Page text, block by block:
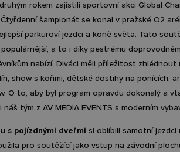
rokem zajistili sportovní akci Global
šampionát se konal v pražské O2
parkuroví jezdci a koně světa. Tato
a to i díky pestrému
nabízí. Diváci měli příležitost zhlédnout
show s koňmi, dětské dostihy na ponících,
O to, aby byl program opravdu dokonalý a
tým z AV MEDIA EVENTS s moderním
s pojízdnými dveřmi si oblíbili samotní jezdci
pro soutěžící jako vstup na závodní